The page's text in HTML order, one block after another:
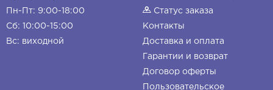
Пн-Пт: 9:00-18:00
Сб: 10:00-15:00
Вс: виходной
Статус заказа
Контакты
Доставка и оплата
Гарантии и возврат
Договор оферты
Пользовательское